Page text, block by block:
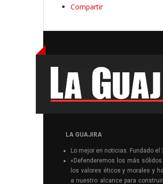
Compartir
LA GUAJIRA
Lo mejor en noticias. Fundado el
«Defenderemos los más
los valores éticos y morales y
a nuestro alcance para